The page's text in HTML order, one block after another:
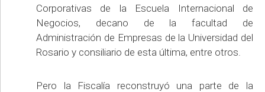
Corporativas de la Escuela Internacional de
Negocios, decano de la facultad de
Administración de Empresas de la Universidad del
Rosario y consiliario de esta última, entre otros.
Pero la Fiscalía reconstruyó una parte de la